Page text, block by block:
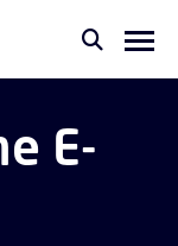
E-